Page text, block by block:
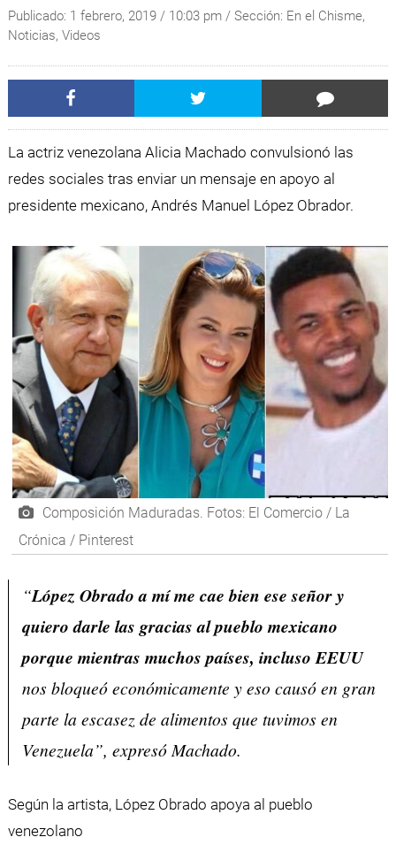
Publicado: 1 febrero, 2019/ 10:03 pm / Sección: En el Chisme,
Noticias, Videos
La actriz venezolana Alicia Machado convulsionó las
redes sociales tras enviar un mensaje en apoyo al
presidente mexicano, Andrés Manuel López Obrador.
Composición Maduradas. Fotos: El Comercio / La
Crónica / Pinterest
“López Obrado a mí me cae bien ese señor y
quiero darle las gracias al pueblo mexicano
porque mientras muchos países, incluso EEUU
nos bloqueó económicamente y eso causó en gran
parte la escasez de alimentos que tuvimos en
Venezuela”, expresó Machado.
Según la artista, López Obrado apoya al pueblo
venezolano